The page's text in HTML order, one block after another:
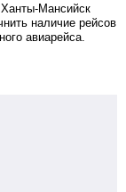
Мансийск
наличие рейсов
авиарейса.